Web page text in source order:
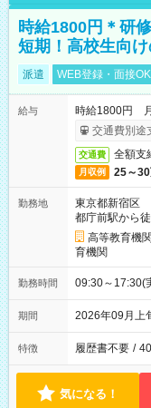
時給1800円＊研
短期！高校生向
派遣 WEB登録・面接OK
給与
時給1800円
交通費別途
交通費 全額支
月収例 25～30
勤務地
東京都新宿区
都庁前駅から
高等教育機
育機関
勤務時間 09:30～
期間 2026年09月
特徴 履歴書不要 /
気になる！